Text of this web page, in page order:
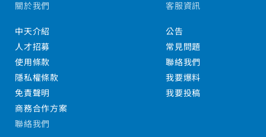
關於我們
中天介紹
人才招募
使用條款
隱私權條款
免責聲明
商務合作方案
客服資訊
公告
常見問題
聯絡我們
我要爆料
我要投稿
聯絡我們